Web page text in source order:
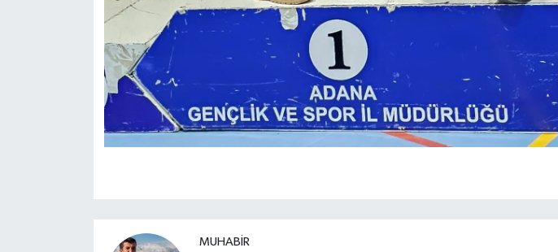
MUHABIR